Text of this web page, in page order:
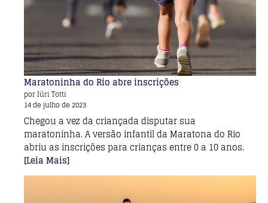
Maratoninha do Rio abre inscrições
por Iúri Totti
14 de julho de 2023
Chegou a vez da criançada disputar sua
maratoninha. A versão infantil da Maratona do Rio
abriu as inscrições para crianças entre 0 a 10 anos.
[Leia Mais]